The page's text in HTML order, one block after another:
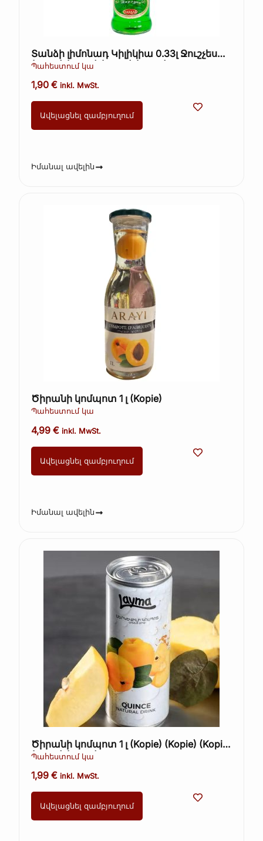
Տանձի լիմոնադ Կիլիկիա 0.33լ Ջուշչես
(Kopie) (Kopie) (Kopie) (Kopie)
Պահեստում կա
1,90€ inkl. MwSt.
Ավելացնել զամբյուղում
Իմանալ ավելին
Ծիրանի կոմպոտ 1 լ (Kopie)
Պահեստում կա
4,99€ inkl. MwSt.
Ավելացնել զամբյուղում
Իմանալ ավելին
Ծիրանի կոմպոտ 1 լ (Kopie) (Kopie) (Kopie)
(Kopie) (Kopie)
Պահեստում կա
1,99€ inkl. MwSt.
Ավելացնել զամբյուղում